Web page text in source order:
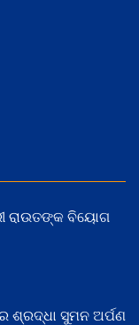
ରାଉତଙ୍କ ବିୟୋଗ
ଶ୍ରଦ୍ଧା ସୁମନ ଅର୍ପଣ